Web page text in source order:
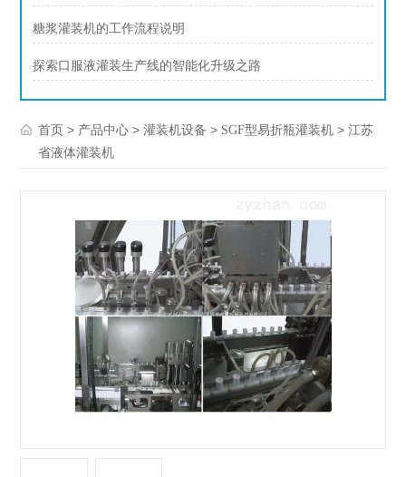
糖浆灌装机的工作流程说明
探索口服液灌装生产线的智能化升级之路
首页 > 产品中心 >灌装机设备 > SGF型易折瓶灌装机 > 江苏
省液体灌装机